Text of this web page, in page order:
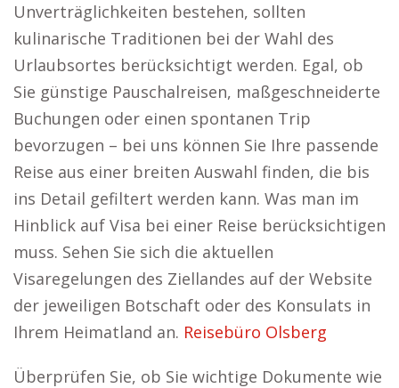
Unverträglichkeiten bestehen, sollten
kulinarische Traditionen bei der Wahl des
Urlaubsortes berücksichtigt werden. Egal, ob
Sie günstige Pauschalreisen, maßgeschneiderte
Buchungen oder einen spontanen Trip
bevorzugen – bei uns können Sie Ihre passende
Reise aus einer breiten Auswahl finden, die bis
ins Detail gefiltert werden kann. Was man im
Hinblick auf Visa bei einer Reise berücksichtigen
muss. Sehen Sie sich die aktuellen
Visaregelungen des Ziellandes auf der Website
der jeweiligen Botschaft oder des Konsulats in
Ihrem Heimatland an. Reisebüro Olsberg
Überprüfen Sie, ob Sie wichtige Dokumente wie